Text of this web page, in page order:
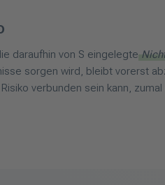
daraufhin von S eingelegte
sorgen wird, bleibt vorerst
verbunden sein kann,